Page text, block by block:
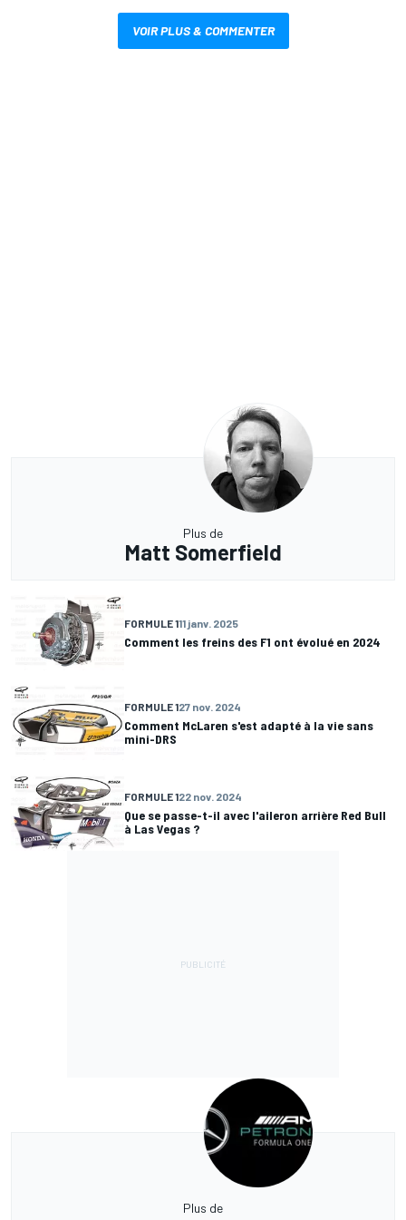
VOIR PLUS & COMMENTER
Plus de
Matt Somerfield
FORMULE 111 janv. 2025
Comment les freins des F1 ont évolué en 2024
FORMULE 127 nov. 2024
Comment McLaren s'est adapté à la vie sans
mini-DRS
FORMULE 122 nov. 2024
Que se passe-t-il avec l'aileron arrière Red Bull
à Las Vegas ?
Plus de